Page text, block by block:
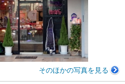
そのほかの写真を見る